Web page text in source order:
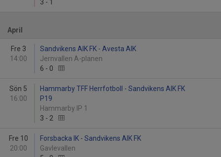
3 - 1
April
Fre 3
14:00
Sandvikens AIK FK - Avesta AIK
Jernvallen A-planen
6 - 0
Sön 5
16:00
Hammarby TFF Herrfotboll - Sandvikens AIK FK
P19
Hammarby IP 1
3 - 2
Fre 10
20:00
Forsbacka IK - Sandvikens AIK FK
Gavlevallen